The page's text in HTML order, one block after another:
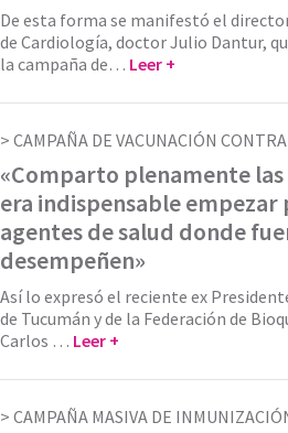
De esta forma se manifestó el
de Cardiología, doctor Julio Dantur,
la campaña de… Leer +
CAMPAÑA DE VACUNACIÓN
«Comparto plenamente
era indispensable empezar
agentes de salud donde
desempeñen»
Así lo expresó el reciente ex
de Tucumán y de la Federación de
Carlos … Leer +
CAMPAÑA MASIVA DE